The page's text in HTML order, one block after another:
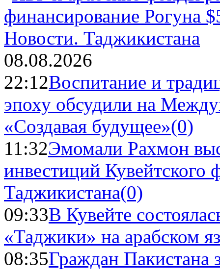
Новости. Таджикистана
08.08.2026
22:12Воспитание и
эпоху обсудили на
«Создавая будущее»(0)
11:32Эмомали Рахмон
инвестиций Кувейтского
Таджикистана(0)
09:33В Кувейте
«Таджики» на арабском
08:35Граждан Пакистана